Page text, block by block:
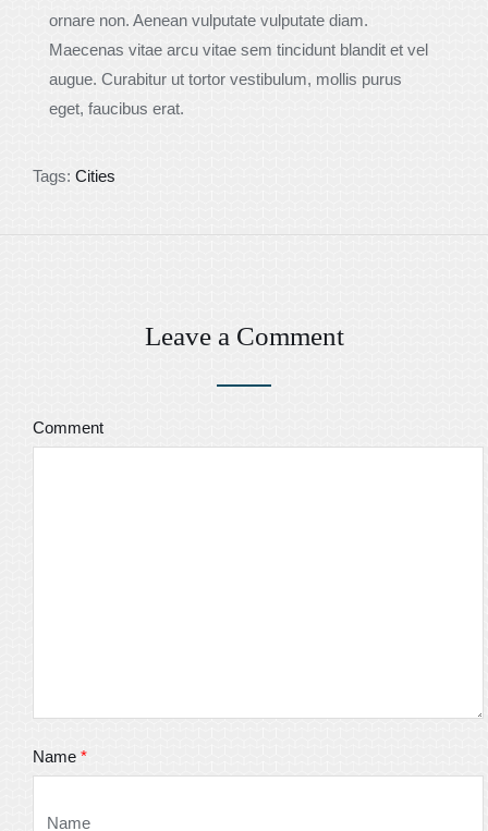
ornare non. Aenean vulputate vulputate diam.
Maecenas vitae arcu vitae sem tincidunt blandit et vel
augue. Curabitur ut tortor vestibulum, mollis purus
eget, faucibus erat.
Tags: Cities
Leave a Comment
Comment
Name *